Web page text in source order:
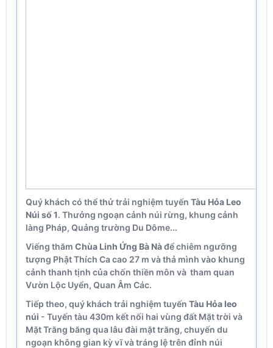
Quý khách có thể thử trải nghiệm tuyến Tàu Hỏa Leo
Núi số 1. Thưởng ngoạn cảnh núi rừng, khung cảnh
làng Pháp, Quảng trường Du Dôme...
Viếng thăm Chùa Linh Ứng Bà Nàđể chiêm ngưỡng
tượng Phật Thích Ca cao 27 m và thả mình vào khung
cảnh thanh tịnh của chốn thiền môn và tham quan
Vườn Lộc Uyển, Quan Âm Các.
Tiếp theo, quý khách trải nghiệm tuyến Tàu Hỏa leo
núi - Tuyến tàu 430m kết nối hai vùng đất Mặt trời và
Mặt Trăng băng qua lâu đài mặt trăng, chuyến du
ngoạn không gian kỳ vĩ và tráng lệ trên đỉnh núi